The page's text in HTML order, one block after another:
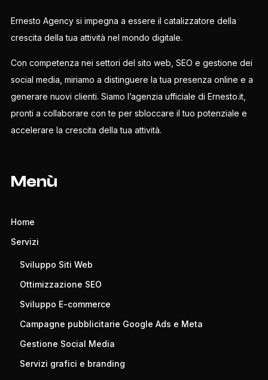
Ernesto Agency si impegna a essere il catalizzatore della
crescita della tua attività nel mondo digitale.
Con competenza nei settori del sito web, SEO e gestione dei
social media, miriamo a distinguere la tua presenza online e a
generare nuovi clienti. Siamo l’agenzia ufficiale di Ernesto.it,
pronti a collaborare con te per sbloccare il tuo potenziale e
accelerare la crescita della tua attività.
Menù
Home
Servizi
Sviluppo Siti Web
Ottimizzazione SEO
Sviluppo E-commerce
Campagne pubblicitarie Google Ads e Meta
Gestione Social Media
Servizi grafici e branding